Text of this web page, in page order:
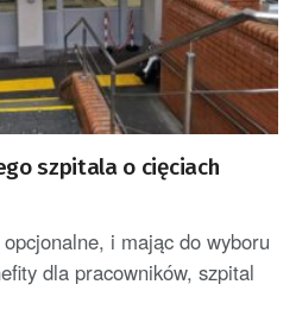
szpitala o cięciach
i mając do wyboru
dla pracowników, szpital